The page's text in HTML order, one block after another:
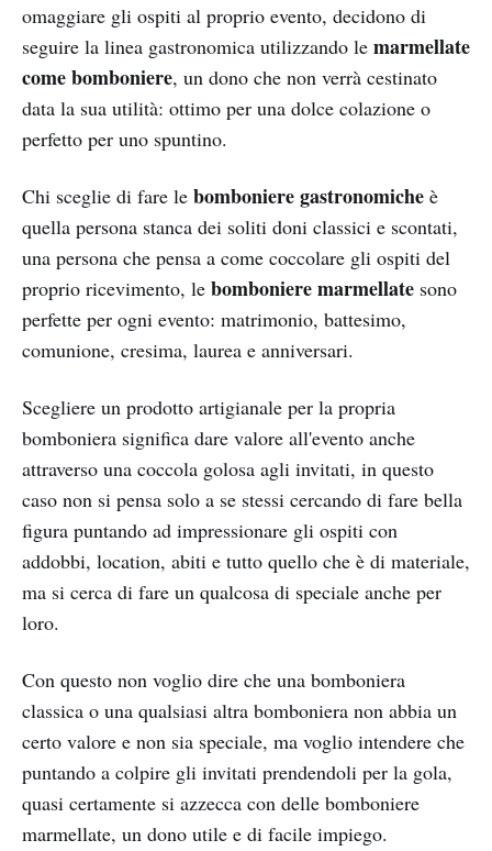
omaggiare gli ospiti al proprio evento, decidono di
seguire la linea gastronomica utilizzando le marmellate
come bomboniere, un dono che non verrà cestinato
data la sua utilità: ottimo per una dolce colazione o
perfetto per uno spuntino.
Chi sceglie di fare le bomboniere gastronomiche è
quella persona stanca dei soliti doni classici e scontati,
una persona che pensa a come coccolare gli ospiti del
proprio ricevimento, le bomboniere marmellate sono
perfette per ogni evento: matrimonio, battesimo,
comunione, cresima, laurea e anniversari.
Scegliere un prodotto artigianale per la propria
bomboniera significa dare valore all'evento anche
attraverso una coccola golosa agli invitati, in questo
caso non si pensa solo a se stessi cercando di fare bella
figura puntando ad impressionare gli ospiti con
addobbi, location, abiti e tutto quello che è di materiale,
ma si cerca di fare un qualcosa di speciale anche per
loro.
Con questo non voglio dire che una bomboniera
classica o una qualsiasi altra bomboniera non abbia un
certo valore e non sia speciale, ma voglio intendere che
puntando a colpire gli invitati prendendoli per la gola,
quasi certamente si azzecca con delle bomboniere
marmellate, un dono utile e di facile impiego.